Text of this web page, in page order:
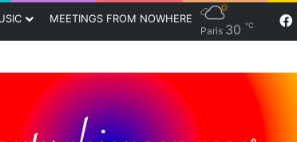
MEETINGS FROM NOWHERE
Paris 30 ℃